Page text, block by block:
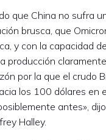
que China no sufra
brusca, que
y con la capacidad
producción
por la que el crudo
los 100 dólares en
antes»,
Halley.